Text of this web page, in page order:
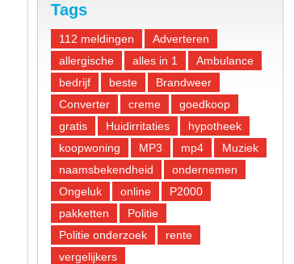
Tags
112 meldingen
Adverteren
allergische
alles in 1
Ambulance
bedrijf
beste
Brandweer
Converter
creme
goedkoop
gratis
Huidirritaties
hypotheek
koopwoning
MP3 mp4
Muziek
naamsbekendheid
ondernemen
Ongeluk
online
P2000
pakketten
Politie
Politie onderzoek
rente
vergelijkers